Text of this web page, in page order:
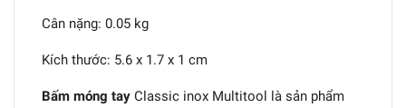
Cân nặng: 0.05 kg
Kích thước: 5.6 x 1.7 x 1 cm
Bấm móng tay Classic inox Multitool là sản phẩm